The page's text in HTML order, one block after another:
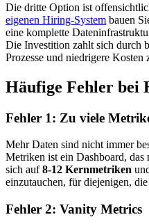
Die dritte Option ist
eigenen Hiring-System bauen
eine komplette
Die Investition zahlt sich durch
Prozesse und niedrigere Kosten
Häufige Fehler bei
Fehler 1: Zu viele
Mehr Daten sind nicht immer
Metriken ist ein Dashboard, das
sich auf8-12 Kernmetriken
einzutauchen, für diejenigen, die
Fehler 2: Vanity Metrics